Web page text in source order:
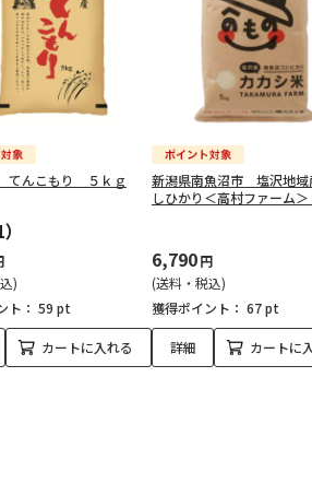
てんこもり ５ｋｇ
)
ト： 59 pt
カートに入れる
新潟県南魚沼市 塩沢地
しひかり＜高村ファーム＞
6,790円
(送料・税込)
獲得ポイント： 67 pt
詳細 カートに